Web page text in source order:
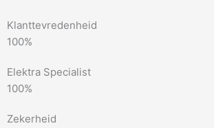
Klanttevredenheid
100%
Elektra Specialist
100%
Zekerheid